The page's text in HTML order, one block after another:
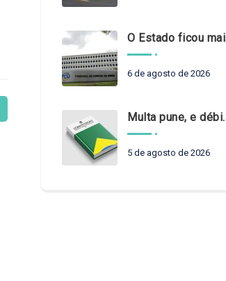
O Estado ficou mais complexo. O controle precisa acompanhar
6 de agosto de 2026
Multa pune, e débito recompõe. § 3º do art. 71 da Constituição: um problema de legística formal
5 de agosto de 2026